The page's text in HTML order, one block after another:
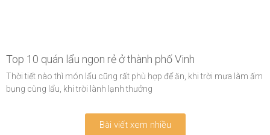
Top 10 quán lẩu ngon rẻ ở thành phố Vinh
Thời tiết nào thì món lẩu cũng rất phù hợp để ăn, khi trời mưa làm ấm
bụng cùng lẩu, khi trời lành lạnh thưởng
Bài viết xem nhiều